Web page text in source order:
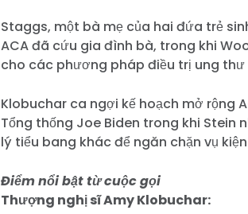
Staggs, một bà mẹ của hai đứa trẻ
ACA đã cứu gia đình bà, trong khi
cho các phương pháp điều trị ung thư
Klobuchar ca ngợi kế hoạch mở rộng
Tổng thống Joe Biden trong khi Stein
lý tiểu bang khác để ngăn chặn vụ
Điểm nổi bật từ cuộc gọi
Thượng nghị sĩ Amy Klobuchar: